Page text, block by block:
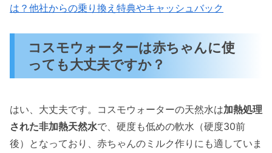
は？他社からの乗り換え特典やキャッシュバック
コスモウォーターは赤ちゃんに使
っても大丈夫ですか？
はい、大丈夫です。コスモウォーターの天然水は加熱処理
された非加熱天然水で、硬度も低めの軟水（硬度30前
後）となっており、赤ちゃんのミルク作りにも適していま